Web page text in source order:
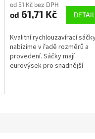
od 51 Kč bez DPH
od 61,71 Kč DETAIL
Kvalitní rychlouzavírací
nabízíme v řadě rozměrů a
provedení. Sáčky mají
eurovýsek pro snadnější